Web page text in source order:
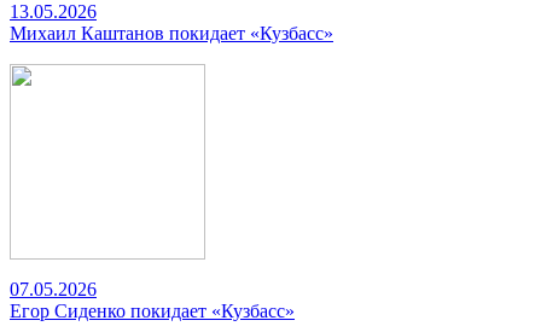
13.05.2026
Михаил Каштанов покидает «Кузбасс»
07.05.2026
Егор Сиденко покидает «Кузбасс»